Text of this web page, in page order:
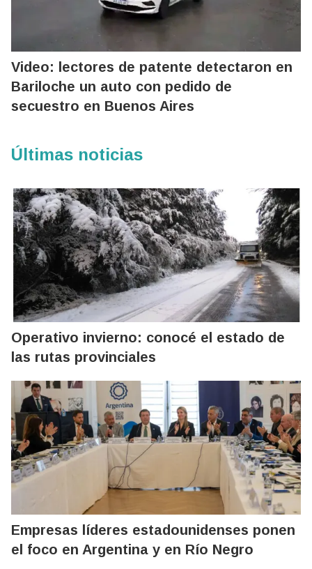
Video: lectores de patente detectaron en
Bariloche un auto con pedido de
secuestro en Buenos Aires
Últimas noticias
Operativo invierno: conocé el estado de
las rutas provinciales
Empresas líderes estadounidenses ponen
el foco en Argentina y en Río Negro